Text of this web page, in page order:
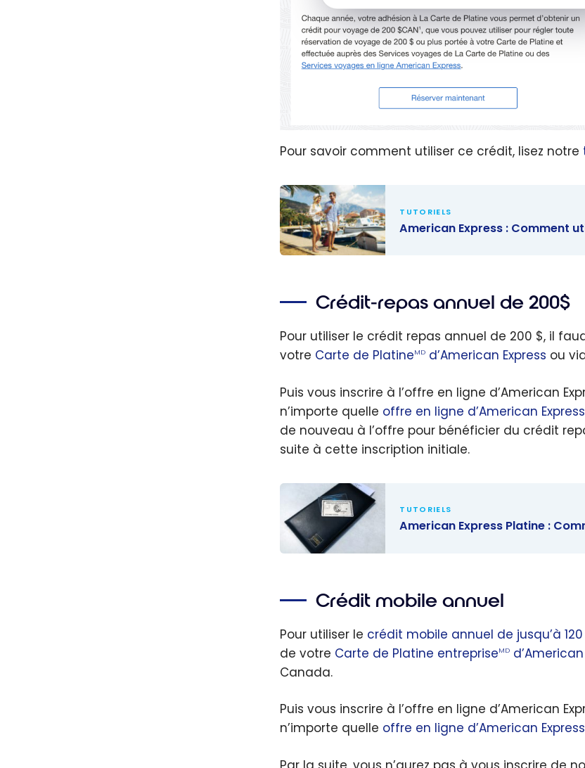
Pour savoir comment utiliser ce crédit, lisez notre
Comment utiliser
pour voyage ?
TUTORIELS
American Express : Comment
Crédit-repas annuel de 200$
Pour utiliser le crédit repas annuel de 200 $, il
votre Carte de PlatineMD d’American Express ou
Puis vous inscrire à l’offre en ligne d’American
n’importe quelle offre en ligne d’American Express
de nouveau à l’offre pour bénéficier du crédit
suite à cette inscription initiale.
Comment utiliser
annuel de 200 $?
TUTORIELS
American Express Platine :
Crédit mobile annuel
Pour utiliser le crédit mobile annuel de jusqu’à 120
de votre Carte de Platine entrepriseMD d’American
Canada.
Puis vous inscrire à l’offre en ligne d’American
n’importe quelle offre en ligne d’American Express